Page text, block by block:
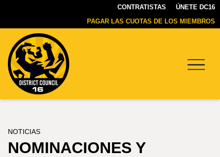
CONTRATISTAS
ÚNETE DC16
PAGAR LAS CUOTAS DE LOS MIEMBROS
NOTICIAS
NOMINACIONES Y